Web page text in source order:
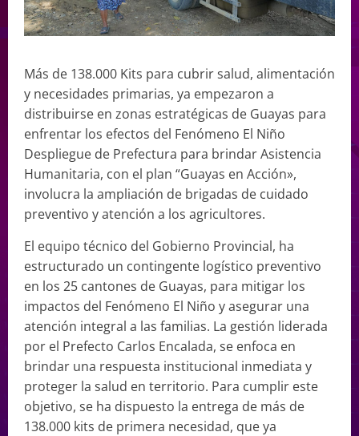
Más de 138.000 Kits para cubrir salud, alimentación
y necesidades primarias, ya empezaron a
distribuirse en zonas estratégicas de Guayas para
enfrentar los efectos del Fenómeno El Niño
Despliegue de Prefectura para brindar Asistencia
Humanitaria, con el plan “Guayas en Acción»,
involucra la ampliación de brigadas de cuidado
preventivo y atención a los agricultores.
El equipo técnico del Gobierno Provincial, ha
estructurado un contingente logístico preventivo
en los 25 cantones de Guayas, para mitigar los
impactos del Fenómeno El Niño y asegurar una
atención integral a las familias. La gestión liderada
por el Prefecto Carlos Encalada, se enfoca en
brindar una respuesta institucional inmediata y
proteger la salud en territorio. Para cumplir este
objetivo, se ha dispuesto la entrega de más de
138.000 kits de primera necesidad, que ya